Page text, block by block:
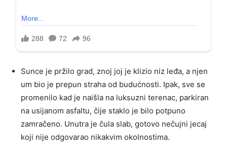
Sunce je pržilo grad, znoj joj je klizio niz leđa, a njen
um bio je prepun straha od budućnosti. Ipak, sve se
promenilo kad je naišla na luksuzni terenac, parkiran
na usijanom asfaltu, čije staklo je bilo potpuno
zamračeno. Unutra je čula slab, gotovo nečujni jecaj
koji nije odgovarao nikakvim okolnostima.